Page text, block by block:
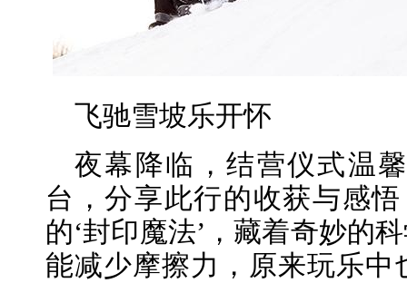
飞驰雪坡乐开怀
夜幕降临，结营仪式温
台，分享此行的收获与感
的‘封印魔法’，藏着奇妙的
能减少摩擦力，原来玩乐中